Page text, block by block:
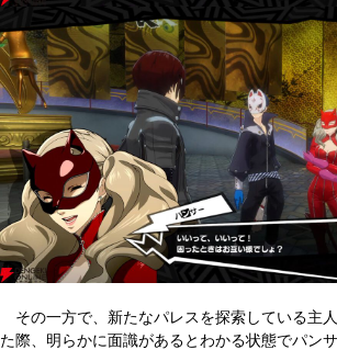
その一方で、新たなパレスを探索している主
た際、明らかに面識があるとわかる状態でパン